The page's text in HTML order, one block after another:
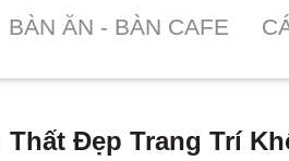
BÀN ĂN - BÀN CAFE
Đẹp Trang Trí